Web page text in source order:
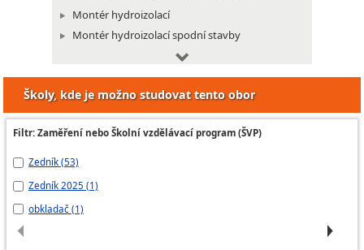
Montér hydroizolací
Montér hydroizolací spodní stavby
Montér izolací proti chemickým vlivům
Montér skleněných a plastových stavebních
konstrukcí
Montér stavebních konstrukcí
Montér suchých staveb
Montér tepelných foukaných izolací
Montér tepelných izolací
Školy, kde je možno studovat tento obor
Filtr: Zaměření nebo Školní vzdělávací program (ŠVP)
Zedník (53)
Zedník 2025 (1)
obkladač (1)